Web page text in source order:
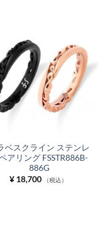
ベスクライン ステンレ
アリング FSSTR886B-
886G
¥18,700 （税込）